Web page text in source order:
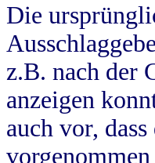
Die
z.B. nach der
anzeigen
auch vor,